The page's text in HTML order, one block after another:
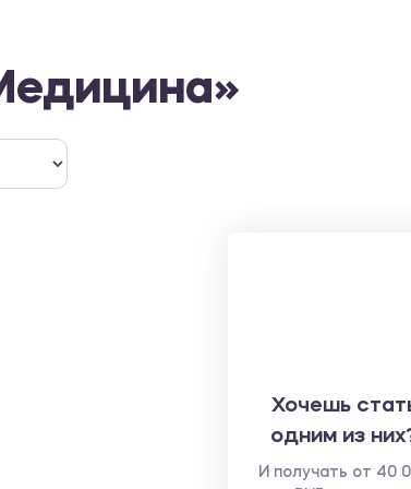
Хочешь
одним из
И получать от 40